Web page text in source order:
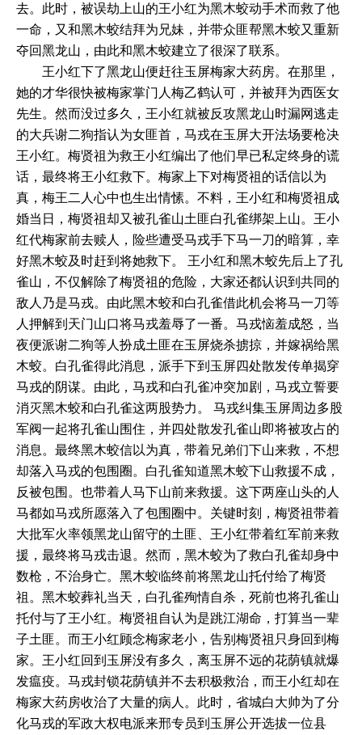
去。此时，被误劫上山的王小红为黑木蛟动手术而救了他
一命，又和黑木蛟结拜为兄妹，并带众匪帮黑木蛟又重新
夺回黑龙山，由此和黑木蛟建立了很深了联系。
王小红下了黑龙山便赶往玉屏梅家大药房。在那里，
她的才华很快被梅家掌门人梅乙鹤认可，并被拜为西医女
先生。然而没过多久，王小红就被反攻黑龙山时漏网逃走
的大兵谢二狗指认为女匪首，马戎在玉屏大开法场要枪决
王小红。梅贤祖为救王小红编出了他们早已私定终身的谎
话，最终将王小红救下。梅家上下对梅贤祖的话信以为
真，梅王二人心中也生出情愫。不料，王小红和梅贤祖成
婚当日，梅贤祖却又被孔雀山土匪白孔雀绑架上山。王小
红代梅家前去赎人，险些遭受马戎手下马一刀的暗算，幸
好黑木蛟及时赶到将她救下。 王小红和黑木蛟先后上了孔
雀山，不仅解除了梅贤祖的危险，大家还都认识到共同的
敌人乃是马戎。由此黑木蛟和白孔雀借此机会将马一刀等
人押解到天门山口将马戎羞辱了一番。马戎恼羞成怒，当
夜便派谢二狗等人扮成土匪在玉屏烧杀掳掠，并嫁祸给黑
木蛟。白孔雀得此消息，派手下到玉屏四处散发传单揭穿
马戎的阴谋。由此，马戎和白孔雀冲突加剧，马戎立誓要
消灭黑木蛟和白孔雀这两股势力。 马戎纠集玉屏周边多股
军阀一起将孔雀山围住，并四处散发孔雀山即将被攻占的
消息。最终黑木蛟信以为真，带着兄弟们下山来救，不想
却落入马戎的包围圈。白孔雀知道黑木蛟下山救援不成，
反被包围。也带着人马下山前来救援。这下两座山头的人
马都如马戎所愿落入了包围圈中。关键时刻，梅贤祖带着
大批军火率领黑龙山留守的土匪、王小红带着红军前来救
援，最终将马戎击退。然而，黑木蛟为了救白孔雀却身中
数枪，不治身亡。黑木蛟临终前将黑龙山托付给了梅贤
祖。黑木蛟葬礼当天，白孔雀殉情自杀，死前也将孔雀山
托付与了王小红。梅贤祖自认为是跳江湖命，打算当一辈
子土匪。而王小红顾念梅家老小，告别梅贤祖只身回到梅
家。王小红回到玉屏没有多久，离玉屏不远的花荫镇就爆
发瘟疫。马戎封锁花荫镇并不去积极救治，而王小红却在
梅家大药房收治了大量的病人。此时，省城白大帅为了分
化马戎的军政大权电派来邢专员到玉屏公开选拔一位县